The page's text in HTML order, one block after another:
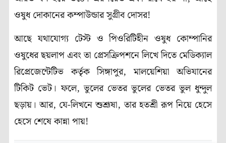
ওষুধ দোকানের কম্পাউন্ডার সুগ্রীব দোসর!
আছে যথাযোগ্য টেস্ট ও পিওরিটিহীন ওষুধ কোম্পানির
ওষুধের ছয়লাপ এবং তা প্রেসক্রিপশনে লিখে দিতে মেডিক্যাল
রিপ্রেজেন্টেটিভ কর্তৃক সিঙ্গাপুর, মালয়েশিয়া অভিযানের
টিকিট ভেট। ফলে, ভুলের ভেতর ভুলের ভেতর ভুল ধুন্দুল
ছড়ায়। আর, যে-লিখনে শুশ্রূষা, তার হতশ্রী রূপ নিয়ে হেসে
হেসে শেষে কান্না পায়!